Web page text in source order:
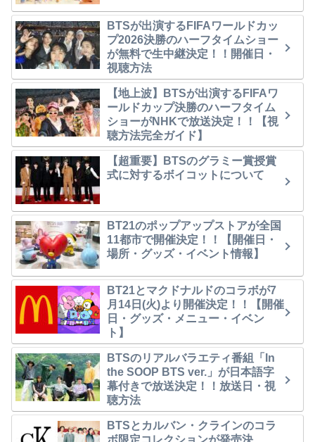
BTSが出演するFIFAワールドカッ
プ2026決勝のハーフタイムショー
が無料で生中継決定！！開催日・
視聴方法
【地上波】BTSが出演するFIFAワ
ールドカップ決勝のハーフタイム
ショーがNHKで放送決定！！【視
聴方法完全ガイド】
【超重要】BTSのグラミー賞授賞
式に対するボイコットについて
BT21のポップアップストアが全国
11都市で開催決定！！【開催日・
場所・グッズ・イベント情報】
BT21とマクドナルドのコラボが7
月14日(火)より開催決定！！【開催
日・グッズ・メニュー・イベン
ト】
BTSのリアルバラエティ番組「In
the SOOP BTS ver.」が日本語字
幕付きで放送決定！！放送日・視
聴方法
BTSとカルバン・クラインのコラ